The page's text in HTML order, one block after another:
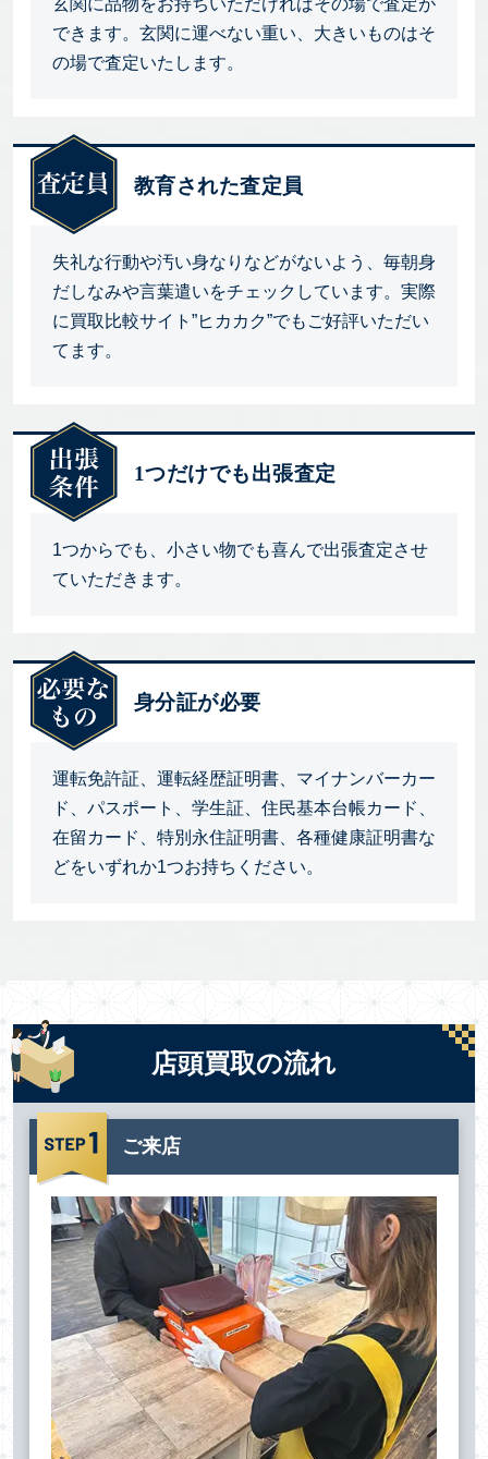
できます。玄関に運べない重い、大きいものはそ
の場で査定いたします。
教育された査定員
失礼な行動や汚い身なりなどがないよう、毎朝身
だしなみや言葉遣いをチェックしています。実際
に買取比較サイト”ヒカカク”でもご好評いただい
てます。
1つだけでも出張査定
1つからでも、小さい物でも喜んで出張査定させ
ていただきます。
身分証が必要
運転免許証、運転経歴証明書、マイナンバーカー
ド、パスポート、学生証、住民基本台帳カード、
在留カード、特別永住証明書、各種健康証明書な
どをいずれか1つお持ちください。
店頭買取の流れ
ご来店